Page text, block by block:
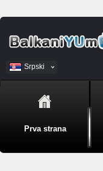
Srpski
BiH
Prva strana